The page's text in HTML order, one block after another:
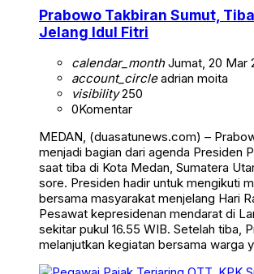
Prabowo Takbiran Sumut,
Jelang Idul Fitri
calendar_monthJumat, 20 Mar
account_circleadrian moita
visibility250
0Komentar
MEDAN, (duasatunews.com) –
menjadi bagian dari agenda Presiden
saat tiba di Kota Medan, Sumatera
sore. Presiden hadir untuk mengikuti
bersama masyarakat menjelang Hari
Pesawat kepresidenan mendarat di
sekitar pukul 16.55 WIB. Setelah tiba,
melanjutkan kegiatan bersama warga